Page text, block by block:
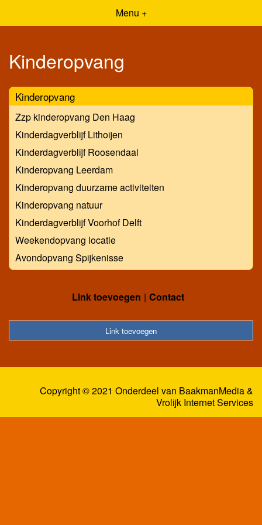
Menu +
Kinderopvang
Kinderopvang
Zzp kinderopvang Den Haag
Kinderdagverblijf Lithoijen
Kinderdagverblijf Roosendaal
Kinderopvang Leerdam
Kinderopvang duurzame activiteiten
Kinderopvang natuur
Kinderdagverblijf Voorhof Delft
Weekendopvang locatie
Avondopvang Spijkenisse
Link toevoegen Contact
Link toevoegen
Copyright © 2021 Onderdeel van BaakmanMedia&
Vrolijk Internet Services